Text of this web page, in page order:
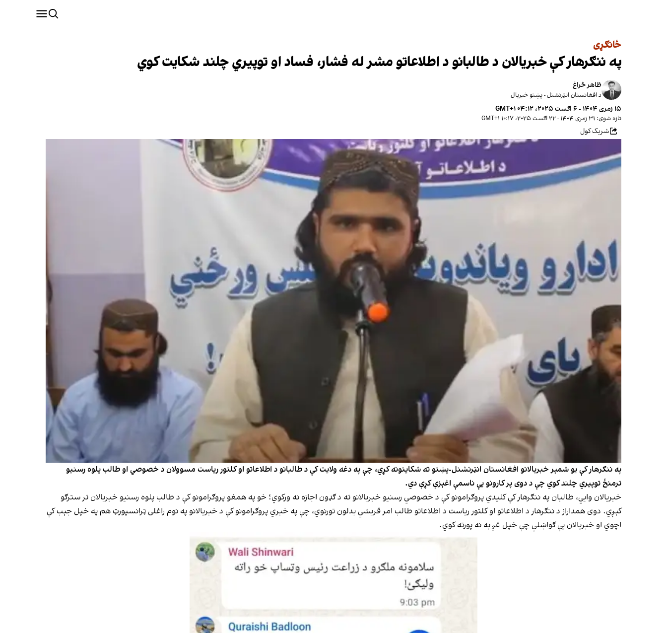
ځانګړی
په ننګرهار کې خبریالان د طالبانو د اطلاعاتو مشر له فشار، فساد او توپیري چلند شکایت کوي
ظاهر څراغ
د افغانستان انټرنشنل - پښتو خبریال
۱۵ زمری ۱۴۰۴ - ۶ اګست ۲۰۲۵، ۰۴:۱۲ GMT+۱
تازه شوی: ۳۱ زمری ۱۴۰۴ - ۲۲ اګست ۲۰۲۵، ۱۰:۱۷ GMT+۱
شریک کول
په ننګرهار کې یو شمېر خبریالانو افغانستان انټرنشنل-پښتو ته شکایتونه کړي، چې په دغه ولایت کې د طالبانو د اطلاعاتو او کلتور ریاست مسوولان د خصوصي او طالب پلوه رسنیو
ترمنځ توپیري چلند کوي چې د دوی پر کارونو یې ناسمې اغېزې کړې دي.
خبریالان وايي، طالبان په ننګرهار کې کلیدي پروګرامونو کې د خصوصي رسنیو خبریالانو ته د ګډون اجازه نه ورکوي؛ خو په همغو پروګرامونو کې د طالب پلوه رسنیو خبریالان تر سترګو
کېږي. دوی همداراز د ننګرهار د اطلاعاتو او کلتور ریاست د اطلاعاتو طالب امر قریشي بدلون تورنوي، چې په خبري پروګرامونو کې د خبریالانو په نوم راغلی ټرانسپورټ هم په خپل جېب کې
اچوي او خبریالان یې ګواښلي چې خپل غږ به نه پورته کوي.